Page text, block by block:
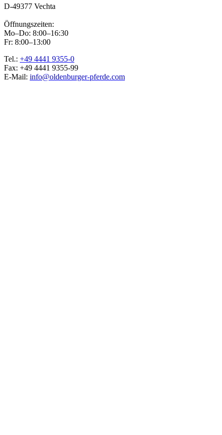
D-49377 Vechta
Öffnungszeiten:
Mo–Do: 8:00–16:30
Fr: 8:00–13:00
Tel.: +49 4441 9355-0
Fax: +49 4441 9355-99
E-Mail: info@oldenburger-pferde.com